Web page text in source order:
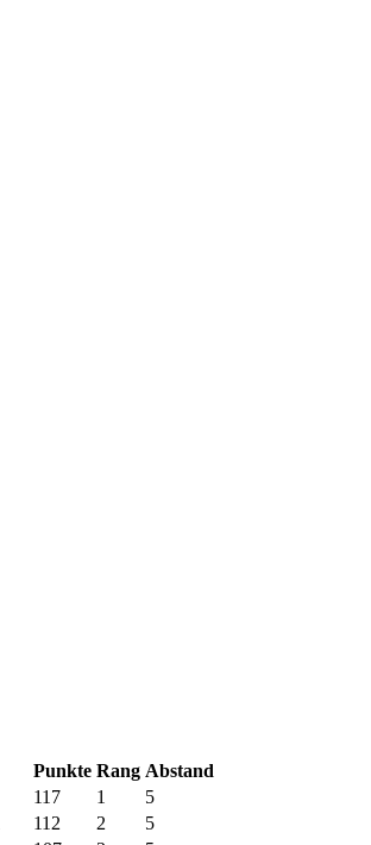
Punkte Rang Abstand
117 1
5
112 2
5